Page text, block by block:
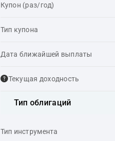
Купон (раз/год)
Тип купона
Дата ближайшей выплаты
Текущая доходность
Тип облигаций
Тип инструмента